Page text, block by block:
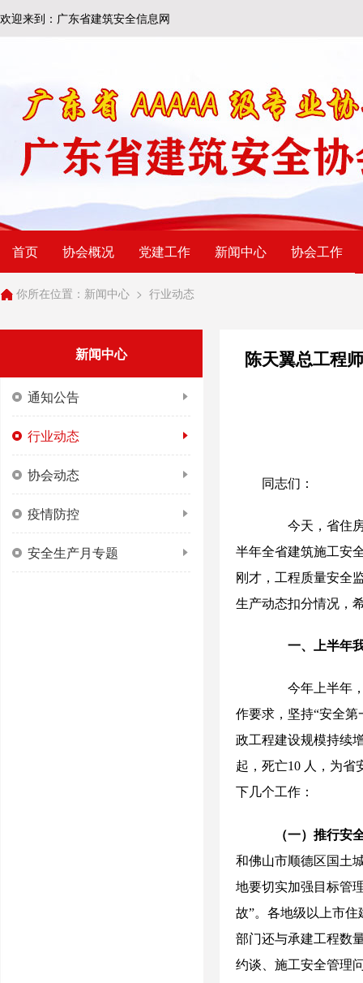
欢迎来到：广东省建筑安全信息网
首页 协会概况 党建工作 新闻中心 协会工作
你所在位置： 新闻中心 > 行业动态
新闻中心
通知公告
行业动态
协会动态
疫情防控
安全生产月专题
陈天翼总工程
同志们：
今天，省住房
半年全省建筑施工安
刚才，工程质量安全
生产动态扣分情况，
一、上半年
今年上半年，
作要求，坚持“安全
政工程建设规模持续
起，死亡10 人，为省
下几个工作：
（一）推行安
和佛山市顺德区国土
地要切实加强目标管
故”。各地级以上市
部门还与承建工程数
约谈、施工安全管理